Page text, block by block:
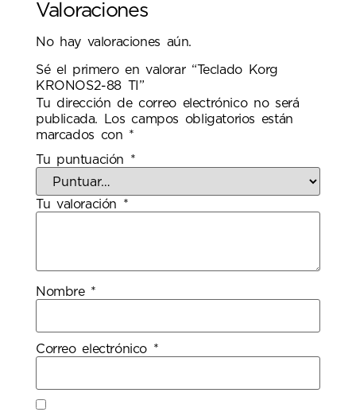
Valoraciones
No hay valoraciones aún.
Sé el primero en valorar “Teclado Korg
KRONOS2-88 TI”
Tu dirección de correo electrónico no será
publicada.
Los campos obligatorios están
marcados con *
Tu puntuación *
Tu valoración *
Nombre *
Correo electrónico *